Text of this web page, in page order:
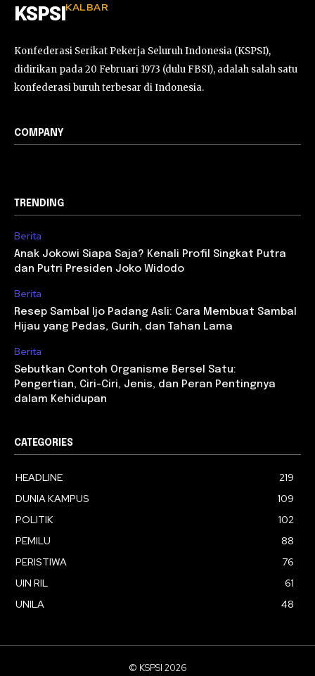
KSPSI KALBAR
Konfederasi Serikat Pekerja Seluruh Indonesia (KSPSI),
didirikan pada 20 Februari 1973 (dulu FBSI), adalah salah satu
konfederasi buruh terbesar di Indonesia.
COMPANY
TRENDING
Berita
Anak Jokowi Siapa Saja? Kenali Profil Singkat Putra
dan Putri Presiden Joko Widodo
Berita
Resep Sambal Ijo Padang Asli: Cara Membuat Sambal
Hijau yang Pedas, Gurih, dan Tahan Lama
Berita
Sebutkan Contoh Organisme Bersel Satu:
Pengertian, Ciri-Ciri, Jenis, dan Peran Pentingnya
dalam Kehidupan
CATEGORIES
HEADLINE
219
DUNIA KAMPUS
109
POLITIK
102
PEMILU
88
PERISTIWA
76
UIN RIL
61
UNILA
48
© KSPSI 2026